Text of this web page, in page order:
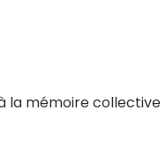
la mémoire collective